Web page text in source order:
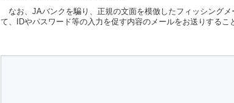
なお、JAバンクを騙り、正規の文面を模倣したフィッシング
て、IDやパスワード等の入力を促す内容のメールをお送りするこ